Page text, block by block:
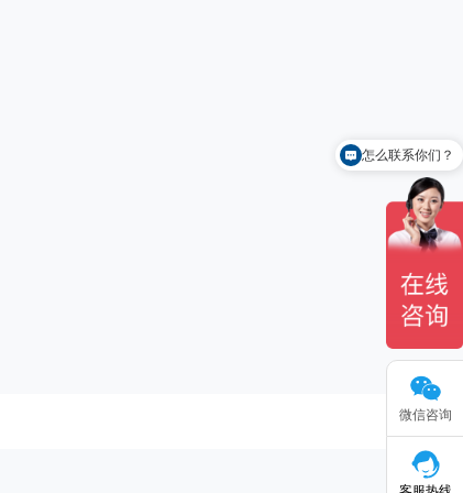
微信咨询
怎么联系你们？